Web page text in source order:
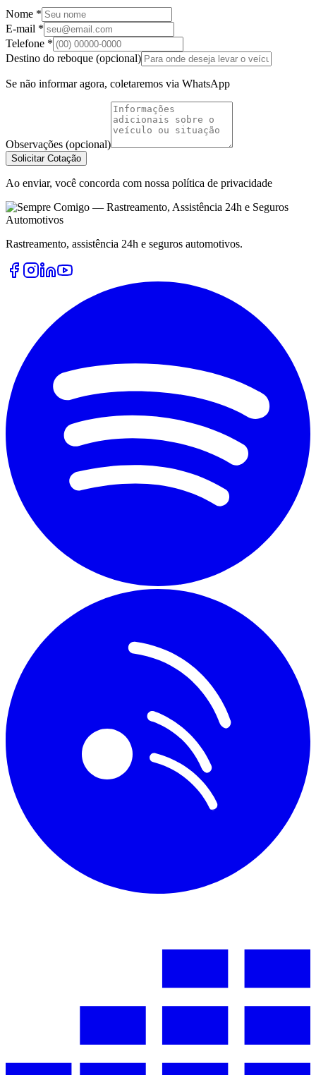
Nome *
E-mail *
Telefone *
Destino do reboque (opcional)
Se não informar agora, coletaremos via WhatsApp
Observações (opcional)
Solicitar Cotação
Ao enviar, você concorda com nossa política de privacidade
Rastreamento, assistência 24h e seguros automotivos.